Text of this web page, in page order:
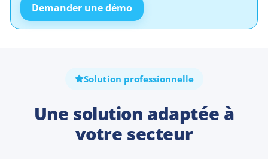
Demander une démo
Solution professionnelle
Une solution adaptée à
votre secteur